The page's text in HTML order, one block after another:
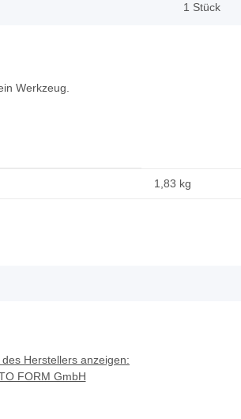
1 Stück
Werkzeug.
1,83 kg
des Herstellers anzeigen:
FORM GmbH